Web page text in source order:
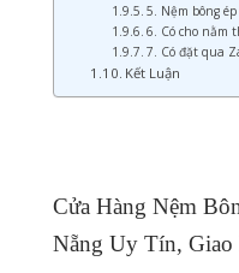
5. Nệm bông
6. Có cho nằm
7. Có đặt qua
Kết Luận
Cửa Hàng Nệm
Nẵng Uy Tín,